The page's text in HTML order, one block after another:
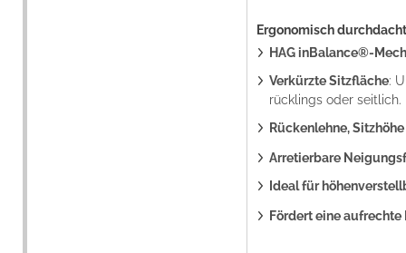
Ergonomisch
HAG inBalance®-
Verkürzte Sitzfläche:
rücklings oder seitlich.
Rückenlehne,
Arretierbare
Ideal für
Fördert eine